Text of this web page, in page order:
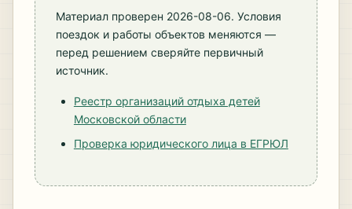
Материал проверен 2026-08-06. Условия
поездок и работы объектов меняются —
перед решением сверяйте первичный
источник.
Реестр организаций отдыха детей
Московской области
Проверка юридического лица в ЕГРЮЛ